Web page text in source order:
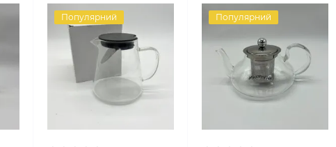
Популярний Популярний